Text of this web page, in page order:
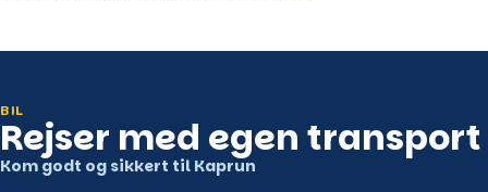
BIL
Rejser med egen transport
Kom godt og sikkert til Kaprun